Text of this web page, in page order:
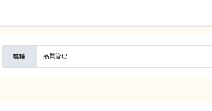
職種 品質管理